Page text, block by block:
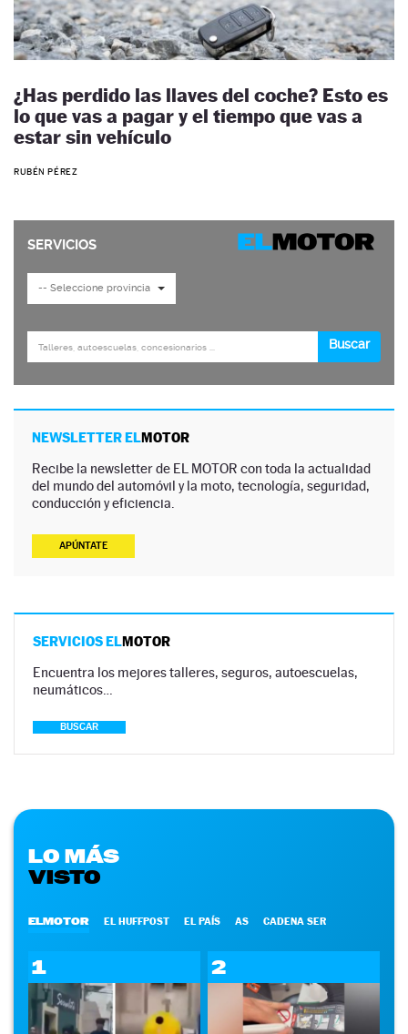
¿Has perdido las llaves del coche? Esto es
lo que vas a pagar y el tiempo que vas a
estar sin vehículo
RUBÉN PÉREZ
NEWSLETTER ELMOTOR
Recibe la newsletter de EL MOTOR con toda la actualidad
del mundo del automóvil y la moto, tecnología, seguridad,
conducción y eficiencia.
APÚNTATE
SERVICIOS ELMOTOR
Encuentra los mejores talleres, seguros, autoescuelas,
neumáticos…
BUSCAR
LO MÁS
VISTO
ELMOTOR EL HUFFPOST EL PAÍS AS CADENA SER
1 2